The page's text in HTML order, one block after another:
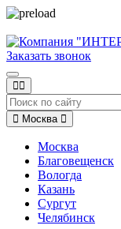
Заказать звонок
Москва
Москва
Благовещенск
Вологда
Казань
Сургут
Челябинск